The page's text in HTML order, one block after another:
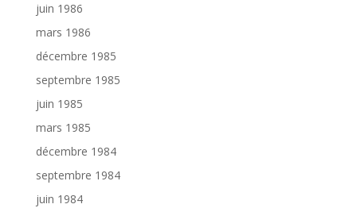
juin 1986
mars 1986
décembre 1985
septembre 1985
juin 1985
mars 1985
décembre 1984
septembre 1984
juin 1984